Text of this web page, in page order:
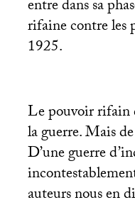
entre dans sa
rifaine contre les
1925.
Le pouvoir rifain
la guerre. Mais
D’une guerre